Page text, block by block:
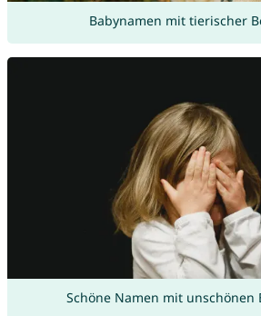
Babynamen mit tierischer
Schöne Namen mit unschönen